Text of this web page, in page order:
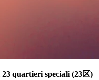
23 quartieri speciali (23区)